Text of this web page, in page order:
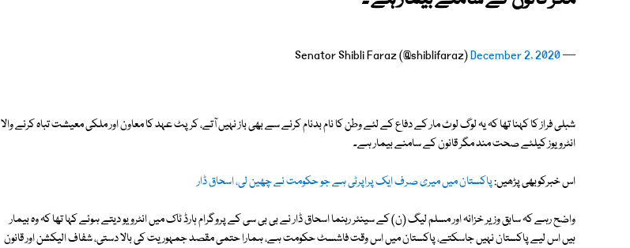
— Senator Shibli Faraz (@shiblifaraz)
December 2, 2020
شبلی فراز کا کہنا تھا کہ یہ لوگ لوٹ مار کے دفاع کے لئے وطن کا نام بدنام کرنے سے بھی باز نہیں آتے، کرپٹ عہد کا معاون اور ملکی معیشت تباہ کرنے والا
انٹرویوز کیلئے صحت مند مگر قانون کے سامنے بیمار ہے۔
اس خبرکوبھی پڑھیں:پاکستان میں میری صرف ایک پراپرٹی ہے جو حکومت نے چھین لی، اسحاق ڈار
واضح رہے کہ سابق وزیر خزانہ اور مسلم لیگ (ن) کے سینئر رہنما اسحاق ڈار نے بی بی سی کے پروگرام ہارڈ ٹاک میں انٹرویو دیتے ہوئے کہا تھا کہ وہ بیمار
ہیں اس لیے پاکستان نہیں جاسکتے، پاکستان میں اس وقت فاشسٹ حکومت ہے، ہمارا حتمی مقصد جمہوریت کی بالا دستی، شفاف الیکشن اور قانون